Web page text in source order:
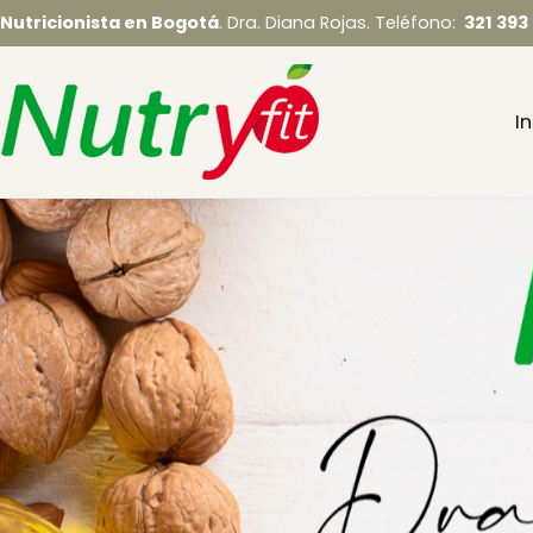
Nutricionista en Bogotá. Dra. Diana Rojas. Teléfono: 321
Nutryfit –
Nutricionista en